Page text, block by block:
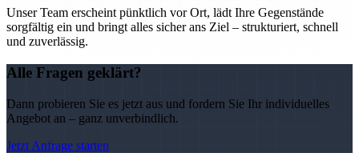
Unser Team erscheint pünktlich vor Ort, lädt Ihre Gegenstände
sorgfältig ein und bringt alles sicher ans Ziel – strukturiert, schnell
und zuverlässig.
Alle Fragen geklärt?
Dann probieren Sie es jetzt aus und fordern Sie Ihr individuelles
Angebot an – ganz unverbindlich.
Jetzt Anfrage starten